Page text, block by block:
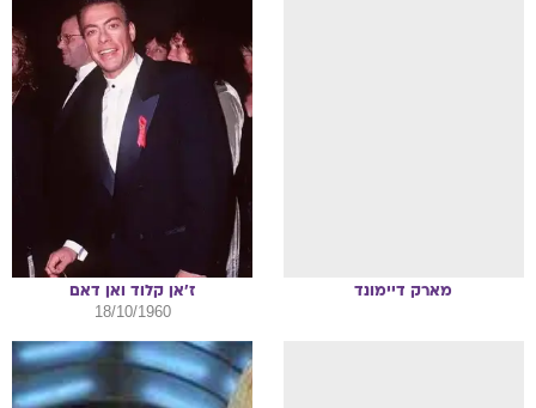
מארק דיימונד ז'אן קלוד ואן דאם
18/10/1960